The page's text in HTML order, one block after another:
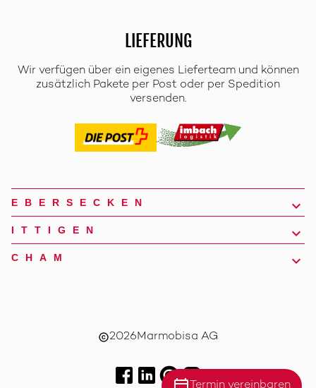
LIEFERUNG
Wir verfügen über ein eigenes Lieferteam und können
zusätzlich Pakete per Post oder per Spedition
versenden.
Termin vereinbaren
EBERSECKEN
ITTIGEN
CHAM
copyright2026Marmobisa AG